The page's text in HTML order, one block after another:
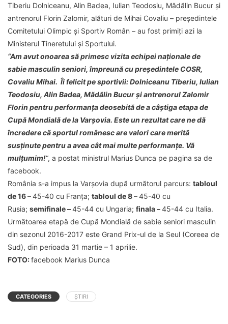
Tiberiu Dolniceanu, Alin Badea, Iulian Teodosiu, Mădălin Bucur și
antrenorul Florin Zalomir, alături de Mihai Covaliu – președintele
Comitetului Olimpic și Sportiv Român – au fost primiți azi la
Ministerul Tineretului și Sportului.
“Am avut onoarea să primesc vizita echipei naționale de
sabie masculin seniori, împreună cu președintele COSR,
Covaliu Mihai. Îi felicit pe sportivii: Dolniceanu Tiberiu, Iulian
Teodosiu, Alin Badea, Mădălin Bucur și antrenorul Zalomir
Florin pentru performanța deosebită de a câștiga etapa de
Cupă Mondială de la Varșovia. Este un rezultat care ne dă
încredere că sportul românesc are valori care merită
susținute pentru a avea cât mai multe performanțe. Vă
mulțumim!“, a postat ministrul Marius Dunca pe pagina sa de
facebook.
România s-a impus la Varșovia după următorul parcurs: tabloul
de 16 –45-40 cu Franța; tabloul de 8 –45-40 cu
Rusia; semifinale –45-44 cu Ungaria; finala –45-44 cu Italia.
Următoarea etapă de Cupă Mondială de sabie seniori masculin
din sezonul 2016-2017 este Grand Prix-ul de la Seul (Coreea de
Sud), din perioada 31 martie – 1 aprilie.
FOTO:facebook Marius Dunca
CATEGORIES ȘTIRI